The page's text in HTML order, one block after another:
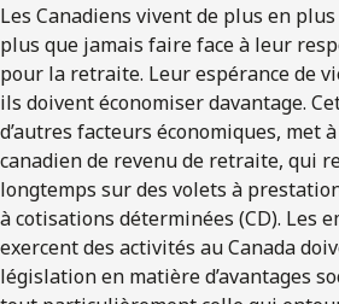
Les Canadiens vivent de plus en
plus que jamais faire face à leur
pour la retraite. Leur espérance de
ils doivent économiser davantage.
d’autres facteurs économiques, met
canadien de revenu de retraite, qui
longtemps sur des volets à
à cotisations déterminées (CD). Les
exercent des activités au Canada
législation en matière d’avantages